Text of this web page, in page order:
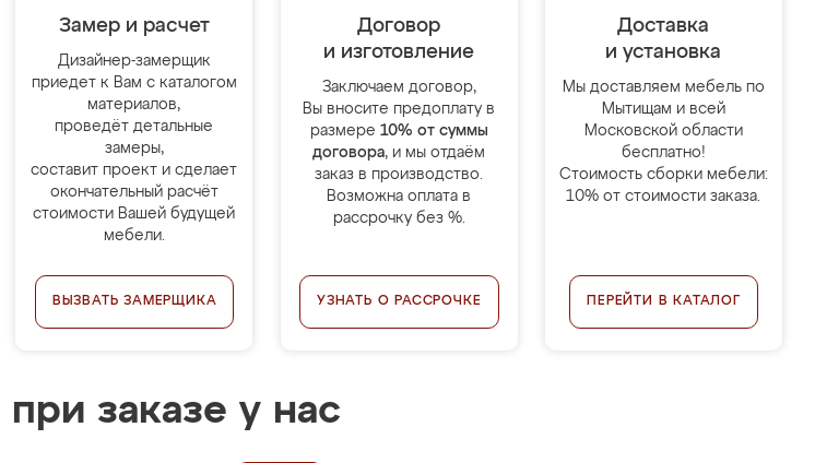
Замер и расчет
Дизайнер-замерщик
приедет к Вам с каталогом
материалов,
проведёт детальные
замеры,
составит проект и сделает
окончательный расчёт
стоимости Вашей будущей
мебели.
ВЫЗВАТЬ ЗАМЕРЩИКА
Договор
и изготовление
Заключаем договор,
Вы вносите предоплату в
размере 10% от суммы
договора, и мы отдаём
заказ в производство.
Возможна оплата в
рассрочку без %.
УЗНАТЬ О РАССРОЧКЕ
Доставка
и установка
Мы доставляем мебель по
Мытищам и всей
Московской области
бесплатно!
Стоимость сборки мебели:
10% от стоимости заказа.
ПЕРЕЙТИ В КАТАЛОГ
заказе у нас